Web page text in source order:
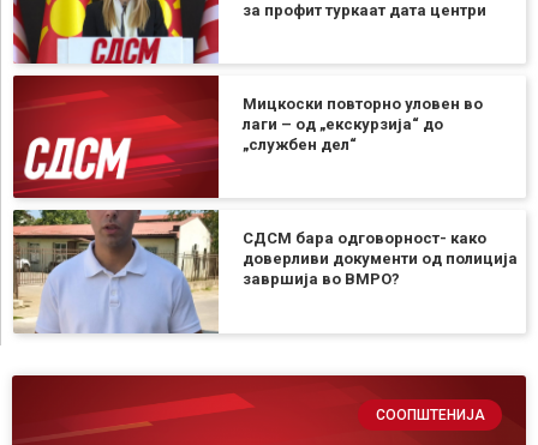
за профит туркаат дата центри
Мицкоски повторно уловен во
лаги – од „екскурзија“ до
„службен дел“
СДСМ бара одговорност- како
доверливи документи од полиција
завршија во ВМРО?
СООПШТЕНИЈА